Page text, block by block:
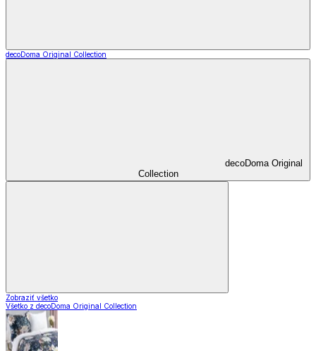
decoDoma Original Collection
decoDoma Original
Collection
Zobraziť všetko
Všetko z decoDoma Original Collection